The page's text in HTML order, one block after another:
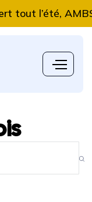
l’été, AMBS